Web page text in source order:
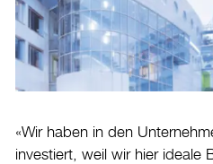
Home
Öffnungszeiten & Kontakt
Veranstaltungskalender
Stadtplan
Drucken
«Wir haben in den
investiert, weil wir hier ideale